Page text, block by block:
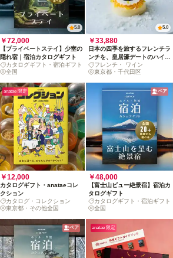
5.0
￥72,000
【プライベートステイ】少室の
隠れ宿｜宿泊カタログギフト
カタログギフト・宿泊ギフト
全国
5.0
￥33,880
日本の四季を旅するフレンチラ
ンチを、皇居濠デートのハイラ
イトに
フレンチ・ ワイン
東京都・千代田区
anatae 限定
￥12,000
カタログギフト・anataeコレ
クション
カタログ・コレクション
東京都・その他全国
ペア
￥48,000
【富士山ビュー絶景宿】宿泊カ
タログギフト
カタログギフト・宿泊ギフト
全国
ペア anatae 限定